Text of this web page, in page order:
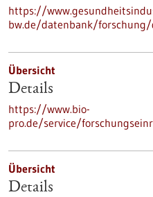
https://
bw.de/datenbank/
Übersicht
Details
https://www.bio-
pro.de/service/
Übersicht
Details